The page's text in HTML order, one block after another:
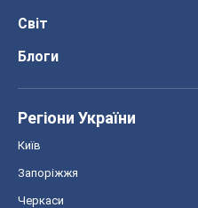
Світ
Блоги
Регіони України
Київ
Запоріжжя
Черкаси